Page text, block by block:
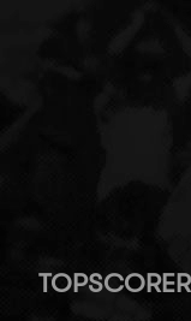
TOPSCORER